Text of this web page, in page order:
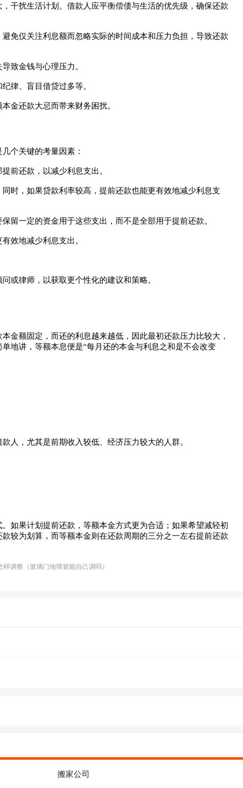
干扰生活计划。借款人应平衡偿债与生活的优先级，确保还款
免仅关注利息额而忽略实际的时间成本和压力负担，导致还款
致金钱与心理压力。
律、盲目借贷过多等。
金还款大忌而带来财务困扰。
个关键的考量因素：
前还款，以减少利息支出。
时，如果贷款利率较高，提前还款也能更有效地减少利息支
留一定的资金用于这些支出，而不是全部用于提前还款。
效地减少利息支出。
或律师，以获取更个性化的建议和策略。
金额固定，而还的利息越来越低，因此最初还款压力比较大，
地讲，等额本息便是“每月还的本金与利息之和是不会改变
人，尤其是前期收入较低、经济压力较大的人群。
如果计划提前还款，等额本金方式更为合适；如果希望减轻初
较为划算，而等额本金则在还款周期的三分之一左右提前还款
样调整（玻璃门地弹簧能自己调吗）
搬家公司